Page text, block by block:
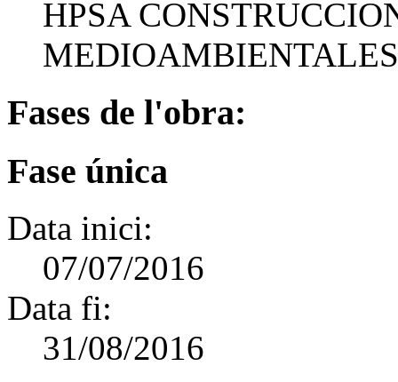
HPSA
Fases de l'obra:
Fase única
Data inici:
07/07/2016
Data fi:
31/08/2016